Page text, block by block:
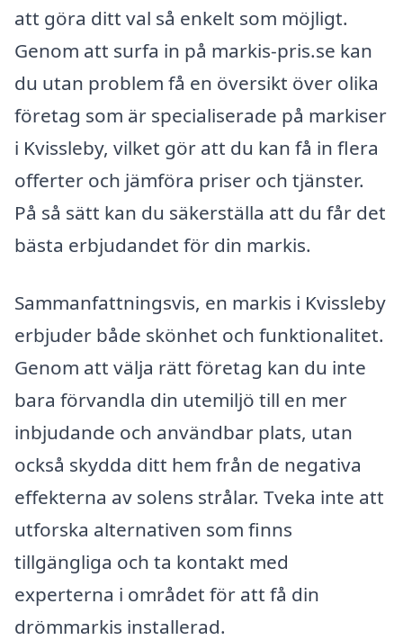
att göra ditt val så enkelt som möjligt.
Genom att surfa in på markis-pris.se kan
du utan problem få en översikt över olika
företag som är specialiserade på markiser
i Kvissleby, vilket gör att du kan få in flera
offerter och jämföra priser och tjänster.
På så sätt kan du säkerställa att du får det
bästa erbjudandet för din markis.
Sammanfattningsvis, en markis i Kvissleby
erbjuder både skönhet och funktionalitet.
Genom att välja rätt företag kan du inte
bara förvandla din utemiljö till en mer
inbjudande och användbar plats, utan
också skydda ditt hem från de negativa
effekterna av solens strålar. Tveka inte att
utforska alternativen som finns
tillgängliga och ta kontakt med
experterna i området för att få din
drömmarkis installerad.